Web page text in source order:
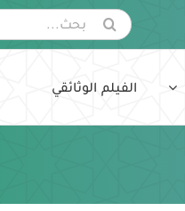
البحث
عن:
الفيلم الوثائقي